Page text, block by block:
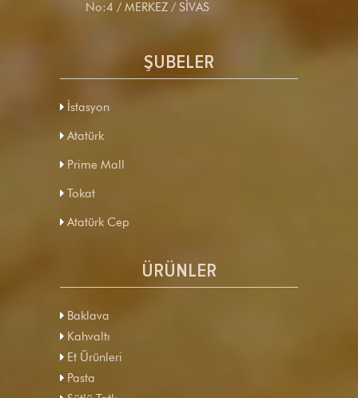
No:4 / MERKEZ / SİVAS
ŞUBELER
İstasyon
Atatürk
Prime Mall
Tokat
Atatürk Cep
ÜRÜNLER
Baklava
Kahvaltı
Et Ürünleri
Pasta
Sütlü Tatlı